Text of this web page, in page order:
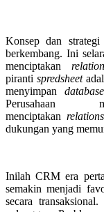
Konsep dan
berkembang. Ini
menciptakan
pirantispredsheet
menyimpan
Perusahaan
menciptakan
dukungan yang
Inilah CRM era
semakin menjadi
secara